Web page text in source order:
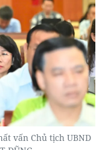
vấn Chủ tịch UBND